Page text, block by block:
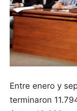
Entre enero y
terminaron